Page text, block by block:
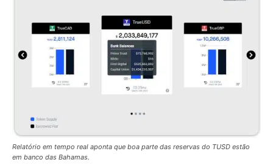
Relatório em tempo real aponta que boa parte das reservas do TUSD estão
em banco das Bahamas.